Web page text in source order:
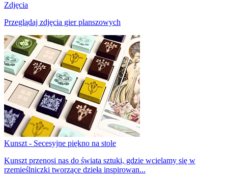
Zdjęcia
Przeglądaj zdjęcia gier planszowych
Kunszt - Secesyjne piękno na stole
Kunszt przenosi nas do świata sztuki, gdzie wcielamy się w
rzemieślniczki tworzące dzieła inspirowan...